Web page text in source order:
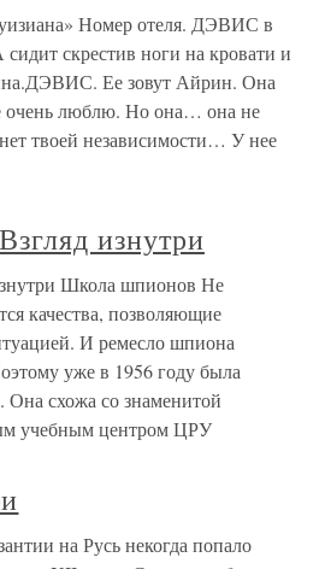
Номер отеля. ДЭВИС в
скрестив ноги на кровати и
Ее зовут Айрин. Она
очень люблю. Но она… она не
твоей независимости… У нее
изнутри
Школа шпионов Не
качества, позволяющие
И ремесло шпиона
уже в 1956 году была
схожа со знаменитой
учебным центром ЦРУ
на Русь некогда попало